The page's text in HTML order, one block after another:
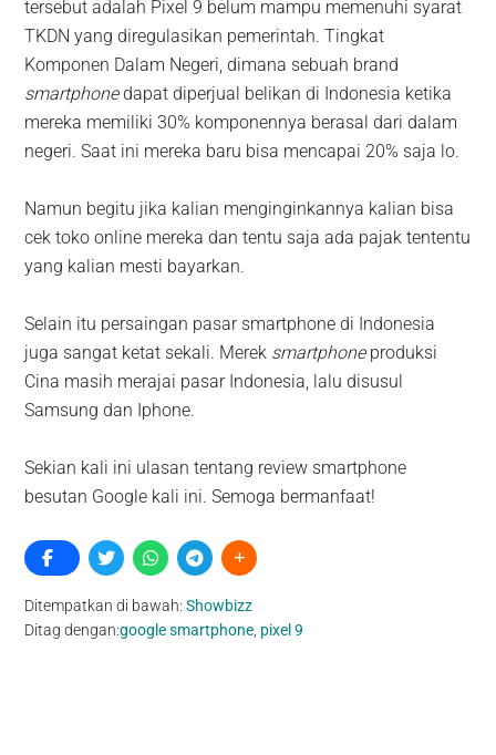
tersebut adalah Pixel 9 belum mampu memenuhi syarat
TKDN yang diregulasikan pemerintah. Tingkat
Komponen Dalam Negeri, dimana sebuah brand
smartphonedapat diperjual belikan di Indonesia ketika
mereka memiliki 30% komponennya berasal dari dalam
negeri. Saat ini mereka baru bisa mencapai 20% saja lo.
Namun begitu jika kalian menginginkannya kalian bisa
cek toko online mereka dan tentu saja ada pajak tententu
yang kalian mesti bayarkan.
Selain itu persaingan pasar smartphone di Indonesia
juga sangat ketat sekali. Merek smartphoneproduksi
Cina masih merajai pasar Indonesia, lalu disusul
Samsung dan Iphone.
Sekian kali ini ulasan tentang review smartphone
besutan Google kali ini. Semoga bermanfaat!
Ditempatkan di bawah:Showbizz
Ditag dengan:google smartphone pixel 9